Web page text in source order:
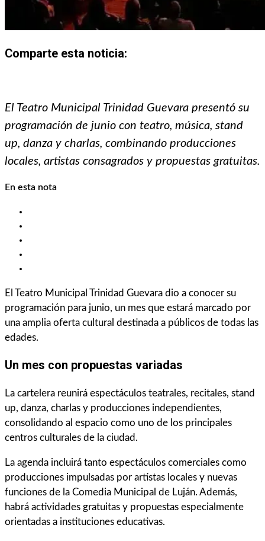
Comparte esta noticia:
X
(Twitter)
Facebook
EmailWhatsApp
Pinterest
LinkedIn
El Teatro Municipal Trinidad Guevara presentó su
programación de junio con teatro, música, stand
up, danza y charlas, combinando producciones
locales, artistas consagrados y propuestas gratuitas.
En esta nota
El Teatro Municipal Trinidad Guevara dio a conocer su
programación para junio, un mes que estará marcado por
una amplia oferta cultural destinada a públicos de todas las
edades.
Un mes con propuestas variadas
La cartelera reunirá espectáculos teatrales, recitales, stand
up, danza, charlas y producciones independientes,
consolidando al espacio como uno de los principales
centros culturales de la ciudad.
La agenda incluirá tanto espectáculos comerciales como
producciones impulsadas por artistas locales y nuevas
funciones de la Comedia Municipal de Luján. Además,
habrá actividades gratuitas y propuestas especialmente
orientadas a instituciones educativas.